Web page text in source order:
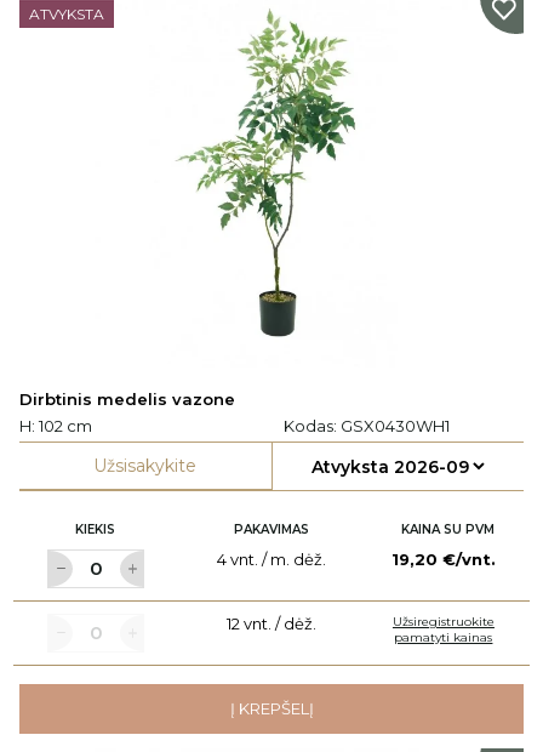
ATVYKSTA
Dirbtinis medelis vazone
H: 102 cm
Kodas: GSX0430WH1
Užsisakykite
KIEKIS PAKAVIMAS KAINA SU PVM
4 vnt. / m. dėž. 19,20 €/vnt.
12 vnt. / dėž.
Užsiregistruokite
pamatyti kainas
Į KREPŠELĮ